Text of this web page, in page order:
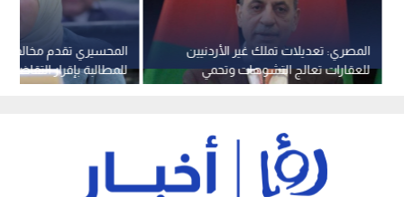
المحسيري تقدم مخالفة
للمطالبة بإقرار التقاضي
في دعاوى إزالة الشيوع
المصري: تعديلات تملك غير الأردنيين
للعقارات تعالج التشوهات وتحمي
الرقعة الزراعية